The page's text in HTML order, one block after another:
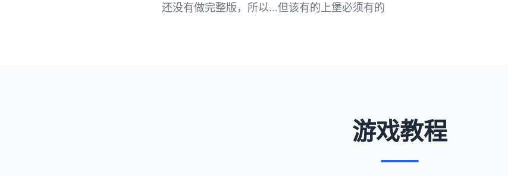
还没有做完整版，所以…但该有的上堡必须有的
游戏教程